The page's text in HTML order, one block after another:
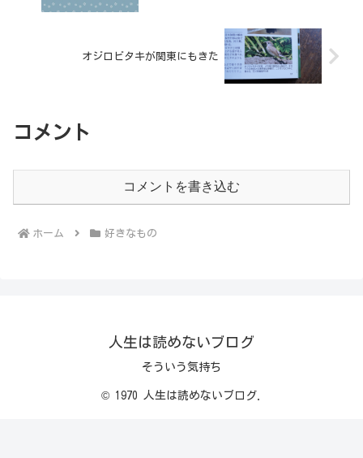
オジロビタキが関東にもきた
コメント
コメントを書き込む
ホーム 好きなもの
人生は読めないブログ
そういう気持ち
© 1970 人生は読めないブログ.